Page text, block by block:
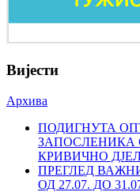
Вијести
Архива
ПОДИГНУТА
ЗАПОСЛЕНИКА
КРИВИЧНО
ПРЕГЛЕД
ОД 27.07. ДО